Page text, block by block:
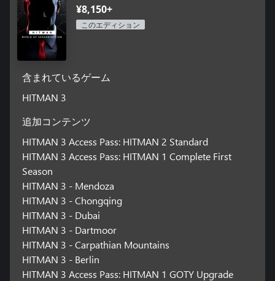
¥8,150+
このエディション
含まれているゲーム
HITMAN 3
追加コンテンツ
HITMAN 3 Access Pass: HITMAN 2 Standard
HITMAN 3 Access Pass: HITMAN 1 Complete First
Season
HITMAN 3 - Mendoza
HITMAN 3 - Chongqing
HITMAN 3 - Dubai
HITMAN 3 - Dartmoor
HITMAN 3 - Carpathian Mountains
HITMAN 3 - Berlin
HITMAN 3 Access Pass: HITMAN 1 GOTY Upgrade